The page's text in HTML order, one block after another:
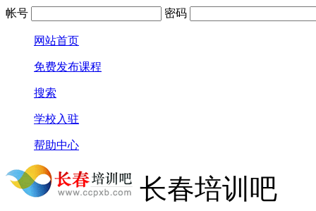
帐号 密码
网站首页
免费发布课程
搜索
学校入驻
帮助中心
长春培训吧